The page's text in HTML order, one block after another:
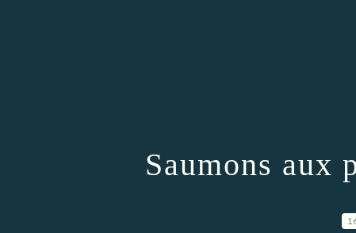
Saumons aux